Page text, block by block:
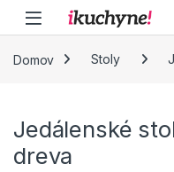
Skip to navigation
Skip to content
Domov Stoly
Jedálenské
dreva